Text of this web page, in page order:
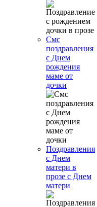
Смс
поздравления
с Днем
рождения
маме от
дочки
Поздравления
с Днем
матери в
прозе с Днем
матери